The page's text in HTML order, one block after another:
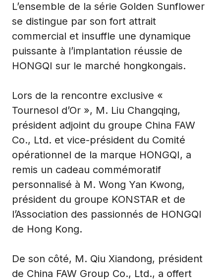
L’ensemble de la série Golden Sunflower
se distingue par son fort attrait
commercial et insuffle une dynamique
puissante à l’implantation réussie de
HONGQI sur le marché hongkongais.
Lors de la rencontre exclusive «
Tournesol d’Or », M. Liu Changqing,
président adjoint du groupe China FAW
Co., Ltd. et vice-président du Comité
opérationnel de la marque HONGQI, a
remis un cadeau commémoratif
personnalisé à M. Wong Yan Kwong,
président du groupe KONSTAR et de
l’Association des passionnés de HONGQI
de Hong Kong.
De son côté, M. Qiu Xiandong, président
de China FAW Group Co., Ltd., a offert